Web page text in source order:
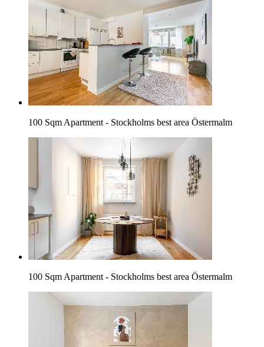
100 Sqm Apartment - Stockholms best area Östermalm
100 Sqm Apartment - Stockholms best area Östermalm